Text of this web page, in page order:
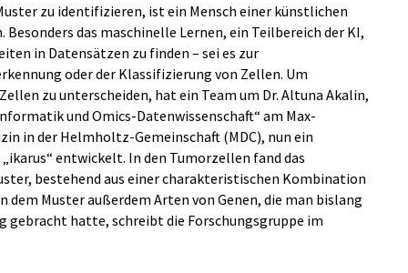
zu identifizieren, ist ein Mensch einer künstlichen
das maschinelle Lernen, ein Teilbereich der KI,
in Datensätzen zu finden – sei es zur
oder der Klassifizierung von Zellen. Um
zu unterscheiden, hat ein Team um Dr. Altuna Akalin,
und Omics-Datenwissenschaft“ am Max-
in der Helmholtz-Gemeinschaft (MDC), nun ein
entwickelt. In den Tumorzellen fand das
bestehend aus einer charakteristischen Kombination
dem Muster außerdem Arten von Genen, die man bislang
gebracht hatte, schreibt die Forschungsgruppe im